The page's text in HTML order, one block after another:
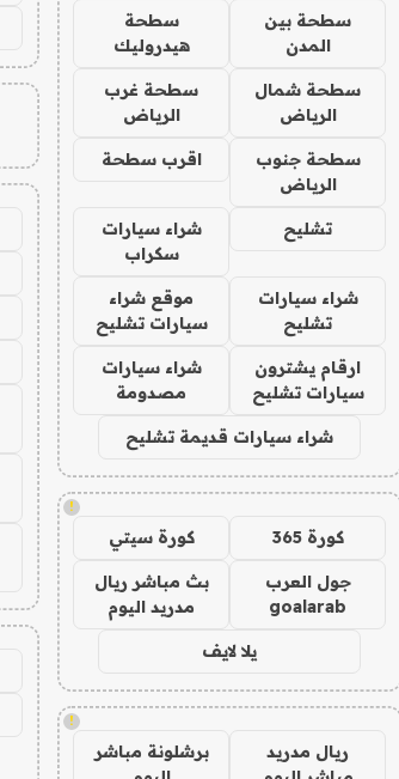
سطحة بين
المدن
سطحة
هيدروليك
سطحة شمال
الرياض
سطحة غرب
الرياض
سطحة جنوب
الرياض
اقرب سطحة
تشليح
شراء سيارات
سكراب
شراء سيارات
تشليح
موقع شراء
سيارات تشليح
ارقام يشترون
سيارات تشليح
شراء سيارات
مصدومة
شراء سيارات قديمة تشليح
!
كورة 365 كورة سيتي
جول العرب
goalarab
بث مباشر ريال
مدريد اليوم
يلا لايف
!
ريال مدريد
برشلونة مباشر